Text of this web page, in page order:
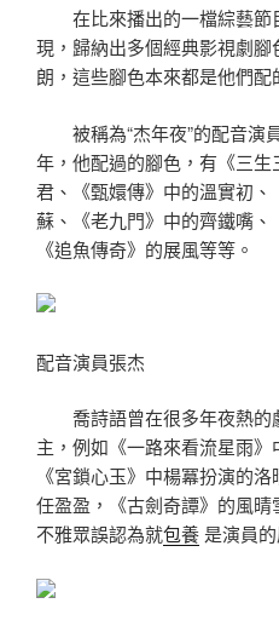
在比來播出的一檔綜藝節
現，歸納出多個經典影視劇
朗，這些腳色本來都是他們配
被稱為“杰年夜”的配音演
年，他配過的腳色，有《三
君、《甄嬛傳》中的溫實初
蘇、《老九門》中的齊鐵嘴、
《追魚傳奇》的展風等等。
配音演員張杰
喬詩語曾在很多年夜熱的
主，例如《一路來看流星雨》
《宮鎖心玉》中楊冪扮演的
任盈盈，《古劍奇譚》的風
不雅眾誤認為就包養是演員